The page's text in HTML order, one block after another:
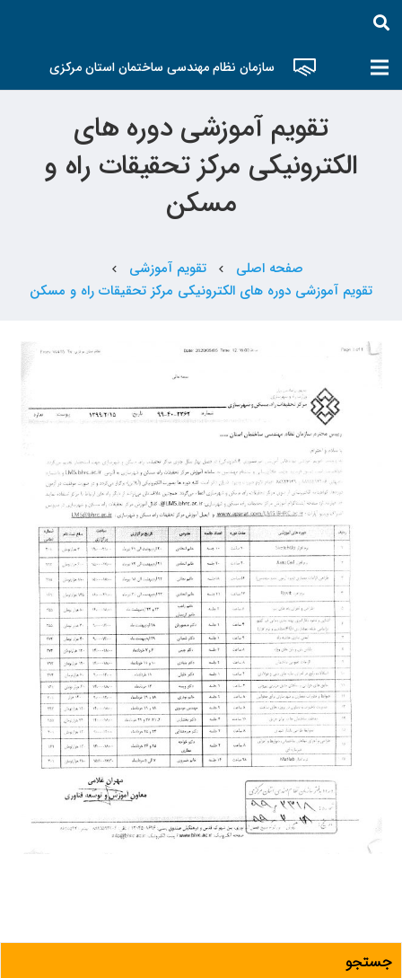
سازمان نظام مهندسی ساختمان استان مرکزی
تقویم آموزشی دوره های
الکترونیکی مرکز تحقیقات راه و
مسکن
صفحه اصلی chevron_left تقویم آموزشی chevron_left
تقویم آموزشی دوره های الکترونیکی مرکز تحقیقات راه و مسکن
جستجو